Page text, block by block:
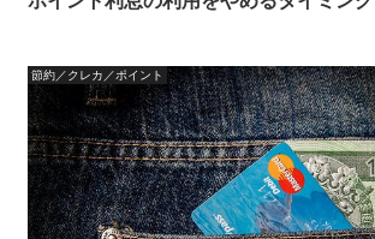
節約／クレカ／ポイント